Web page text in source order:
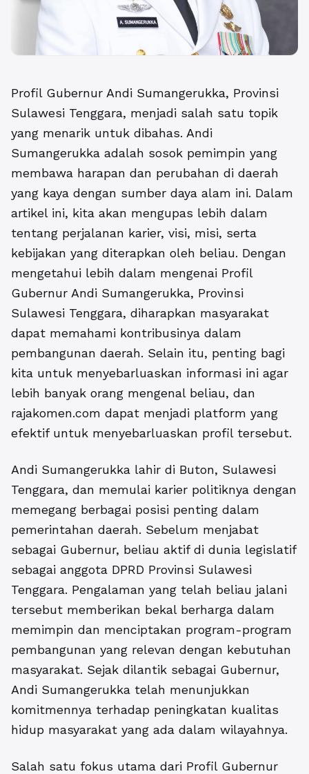
Profil Gubernur Andi Sumangerukka, Provinsi
Sulawesi Tenggara, menjadi salah satu topik
yang menarik untuk dibahas. Andi
Sumangerukka adalah sosok pemimpin yang
membawa harapan dan perubahan di daerah
yang kaya dengan sumber daya alam ini. Dalam
artikel ini, kita akan mengupas lebih dalam
tentang perjalanan karier, visi, misi, serta
kebijakan yang diterapkan oleh beliau. Dengan
mengetahui lebih dalam mengenai Profil
Gubernur Andi Sumangerukka, Provinsi
Sulawesi Tenggara, diharapkan masyarakat
dapat memahami kontribusinya dalam
pembangunan daerah. Selain itu, penting bagi
kita untuk menyebarluaskan informasi ini agar
lebih banyak orang mengenal beliau, dan
rajakomen.com dapat menjadi platform yang
efektif untuk menyebarluaskan profil tersebut.
Andi Sumangerukka lahir di Buton, Sulawesi
Tenggara, dan memulai karier politiknya dengan
memegang berbagai posisi penting dalam
pemerintahan daerah. Sebelum menjabat
sebagai Gubernur, beliau aktif di dunia legislatif
sebagai anggota DPRD Provinsi Sulawesi
Tenggara. Pengalaman yang telah beliau jalani
tersebut memberikan bekal berharga dalam
memimpin dan menciptakan program-program
pembangunan yang relevan dengan kebutuhan
masyarakat. Sejak dilantik sebagai Gubernur,
Andi Sumangerukka telah menunjukkan
komitmennya terhadap peningkatan kualitas
hidup masyarakat yang ada dalam wilayahnya.
Salah satu fokus utama dari Profil Gubernur